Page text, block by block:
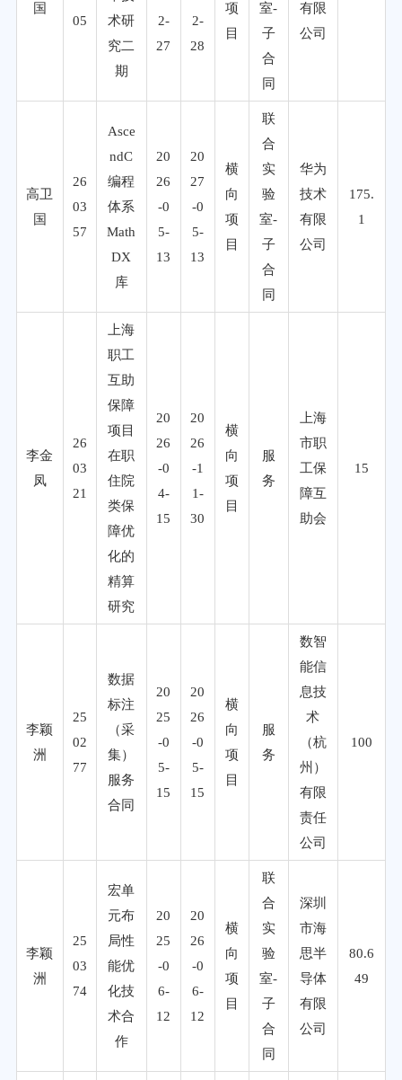
国
05
术研
究二
期
2-
27
2-
28
项
目
室-
子
合
同
有限
公司
高卫
国
26
03
57
Asce
ndC
编程
体系
Math
DX
库
20
26
-0
5-
13
20
27
-0
5-
13
横
向
项
目
联
合
实
验
室-
子
合
同
华为
技术
有限
公司
175.
1
李金
凤
26
03
21
上海
职工
互助
保障
项目
在职
住院
类保
障优
化的
精算
研究
20
26
-0
4-
15
20
26
-1
1-
30
横
向
项
目
服
务
上海
市职
工保
障互
助会
15
李颖
洲
25
02
77
数据
标注
（采
集）
服务
合同
20
25
-0
5-
15
20
26
-0
5-
15
横
向
项
目
服
务
数智
能信
息技
术
（杭
州）
有限
责任
公司
100
李颖
洲
25
03
74
宏单
元布
局性
能优
化技
术合
作
20
25
-0
6-
12
20
26
-0
6-
12
横
向
项
目
联
合
实
验
室-
子
合
同
深圳
市海
思半
导体
有限
公司
80.6
49